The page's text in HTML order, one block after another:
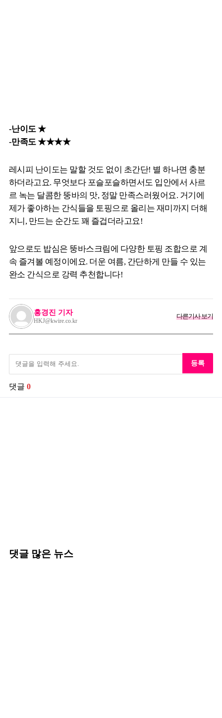
-난이도 ★
-만족도 ★★★★
레시피 난이도는 말할 것도 없이 초간단! 별 하나면 충분
하더라고요. 무엇보다 포슬포슬하면서도 입안에서 사르
르 녹는 달콤한 뚱바의 맛, 정말 만족스러웠어요. 거기에
제가 좋아하는 간식들을 토핑으로 올리는 재미까지 더해
지니, 만드는 순간도 꽤 즐겁더라고요!
앞으로도 밥심은 뚱바스크림에 다양한 토핑 조합으로 계
속 즐겨볼 예정이에요. 더운 여름, 간단하게 만들 수 있는
완소 간식으로 강력 추천합니다!
홍경진 기자
HKJ@kwire.co.kr
다른기사 보기
등록
댓글 0
댓글 많은 뉴스